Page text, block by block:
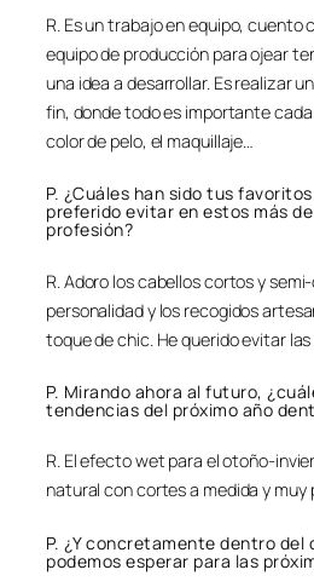
R. Es un trabajo en equipo, cuento
equipo de producción para ojear
una idea a desarrollar. Es realizar
fin, donde todo es importante
color de pelo, el maquillaje…
P. ¿Cuáles han sido tus
preferido evitar en estos más
profesión?
R. Adoro los cabellos cortos y
personalidad y los recogidos
toque de chic. He querido evitar las
P. Mirando ahora al futuro,
tendencias del próximo año
R. El efecto wet para el otoño-
natural con cortes a medida y muy
P. ¿Y concretamente dentro del
podemos esperar para las